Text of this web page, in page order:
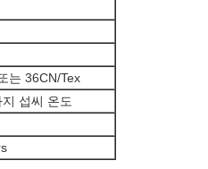
는 36CN/Tex
섭씨 온도